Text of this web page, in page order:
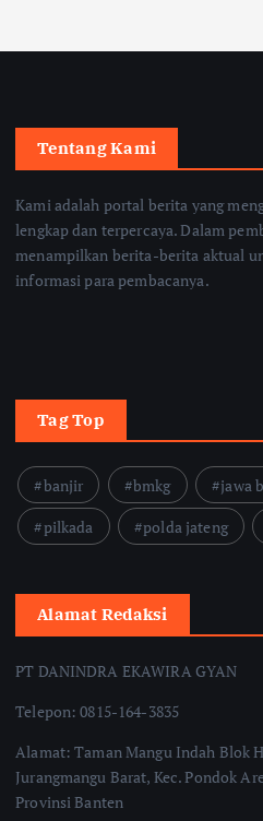
Tentang Kami
Kami adalah portal berita yang
lengkap dan terpercaya. Dalam
menampilkan berita-berita aktual
informasi para pembacanya.
Tag Top
banjir bmkg jawa
pilkada
polda jateng
Alamat Redaksi
PT DANINDRA EKAWIRA GYAN
Telepon: 0815-164-3835
Alamat: Taman Mangu Indah Blok
Jurangmangu Barat, Kec. Pondok
Provinsi Banten